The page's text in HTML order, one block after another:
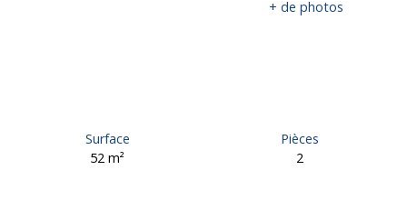
+ de photos
Surface
52m²
Pièces
2